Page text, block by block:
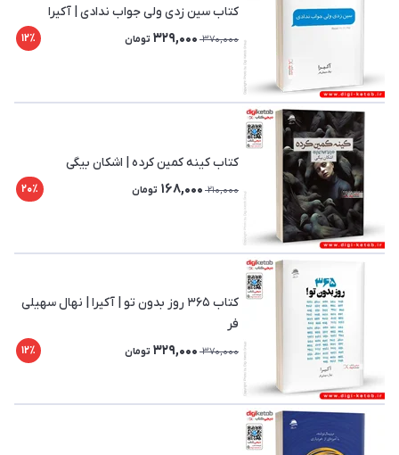
کتاب سین زدی ولی جواب ندادی | آکیرا
370,000
329,000 تومان 12٪
کتاب کینه کمین کرده | اشکان بیگی
210,000
168,000 تومان 20٪
کتاب ۳۶۵ روز بدون تو | آکیرا | نهال سهیلی
فر
370,000
329,000 تومان 12٪